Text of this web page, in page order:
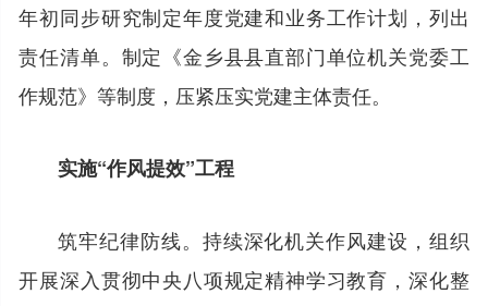
年初同步研究制定年度党建和业务工作计划，列出
责任清单。制定《金乡县县直部门单位机关党委工
作规范》等制度，压紧压实党建主体责任。
实施“作风提效”工程
筑牢纪律防线。持续深化机关作风建设，组织
开展深入贯彻中央八项规定精神学习教育，深化整